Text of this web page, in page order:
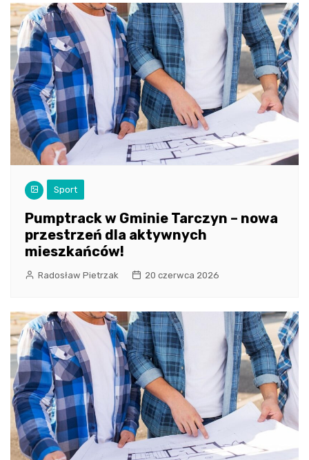
Sport
Pumptrack w Gminie Tarczyn – nowa
przestrzeń dla aktywnych
mieszkańców!
Radosław Pietrzak 20 czerwca 2026